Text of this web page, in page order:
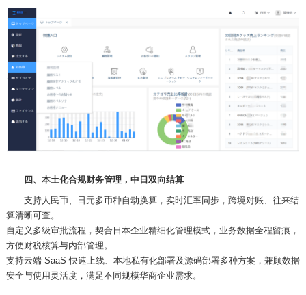
四、本土化合规财务管理，中日双向结算
支持人民币、日元多币种自动换算，实时汇率同步，跨境对账、往来结
算清晰可查。
自定义多级审批流程，契合日本企业精细化管理模式，业务数据全程留痕，
方便财税核算与内部管理。
支持云端 SaaS 快速上线、本地私有化部署及源码部署多种方案，兼顾数据
安全与使用灵活度，满足不同规模华商企业需求。